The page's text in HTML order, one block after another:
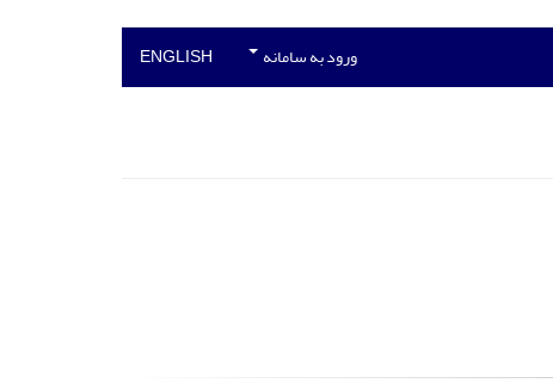
ورود به سامانه ENGLISH